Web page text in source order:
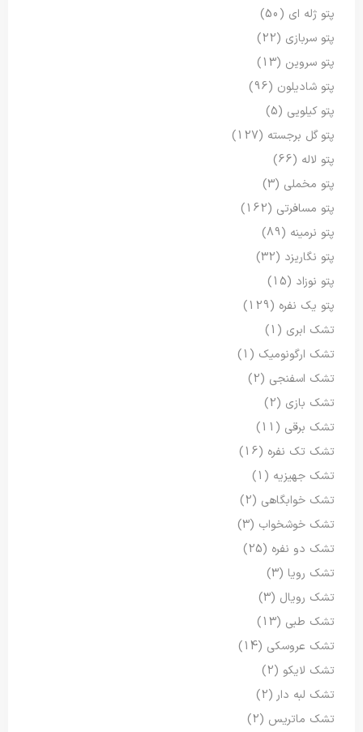
پتو ژله ای (50)
پتو سربازی (22)
پتو سروین (13)
پتو شادیلون (96)
پتو کیلویی (5)
پتو گل برجسته (127)
پتو لاله (66)
پتو مخملی (3)
پتو مسافرتی (162)
پتو نرمینه (89)
پتو نگاریزد (32)
پتو نوزاد (15)
پتو یک نفره (129)
تشک ابری (1)
تشک ارگونومیک (1)
تشک اسفنجی (2)
تشک بازی (2)
تشک برقی (11)
تشک تک نفره (16)
تشک جهیزیه (1)
تشک خوابگاهی (2)
تشک خوشخواب (3)
تشک دو نفره (25)
تشک رویا (3)
تشک رویال (3)
تشک طبی (13)
تشک عروسکی (14)
تشک لایکو (2)
تشک لبه دار(2)
تشک ماتریس (2)